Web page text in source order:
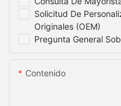
Solicitud De
Originales (OEM)
Pregunta General
Contenido